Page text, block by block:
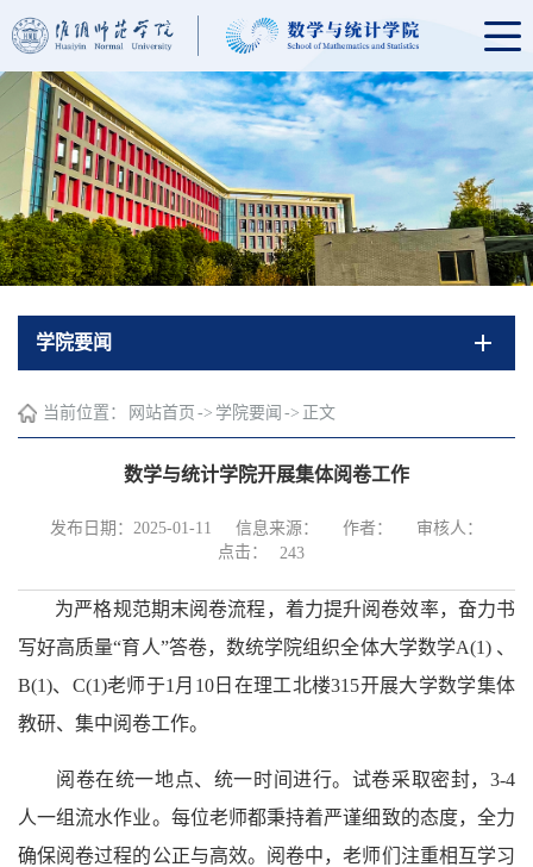
学院要闻
当前位置： 网站首页 -> 学院要闻 -> 正文
数学与统计学院开展集体阅卷工作
发布日期：2025-01-11 信息来源： 作者：
审核人：
点击：
243
为严格规范期末阅卷流程，着力提升阅卷效率，奋力书
写好高质量“育人”答卷，数统学院组织全体大学数学A(1) 、
B(1)、 C(1)老师于1 月 10日在理工北楼315开展大学数学集体
教研、集中阅卷工作。
阅卷在统一地点、统一时间进行。试卷采取密封， 3-4
人一组流水作业。每位老师都秉持着严谨细致的态度，全力
确保阅卷过程的公正与高效。阅卷中，老师们注重相互学习